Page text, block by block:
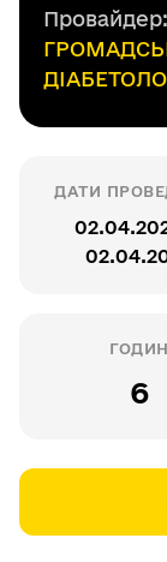
Провайдер:
ДАТИ
ГОДИН
6